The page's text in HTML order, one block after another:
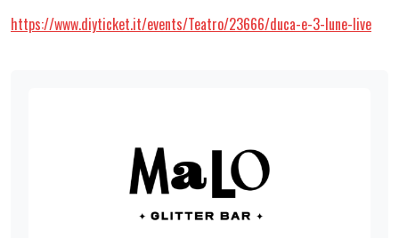
https://www.diyticket.it/events/Teatro/23666/duca-e-3-lune-live